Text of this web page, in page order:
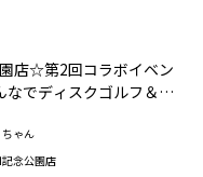
店☆第2回コラボイベン
なでディスクゴルフ＆
ゃん
念公園店